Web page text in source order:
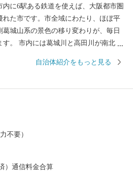
に6駅ある鉄道を使えば、大阪都市圏
れた市です。市全域にわたり、ほぼ平
城山系の景色の移り変わりが、毎日
。 市内には葛城川と高田川が南北に
ネルが続きます。夜になってもライト
・JR大和路線天王寺駅から「区間快
「西名阪自動車道」の法隆寺インター
分 ■寄付お申し込み後の
サポートセンター TEL：0570-015-482
自治体紹介をもっと見る
不要）
）通信料金合算